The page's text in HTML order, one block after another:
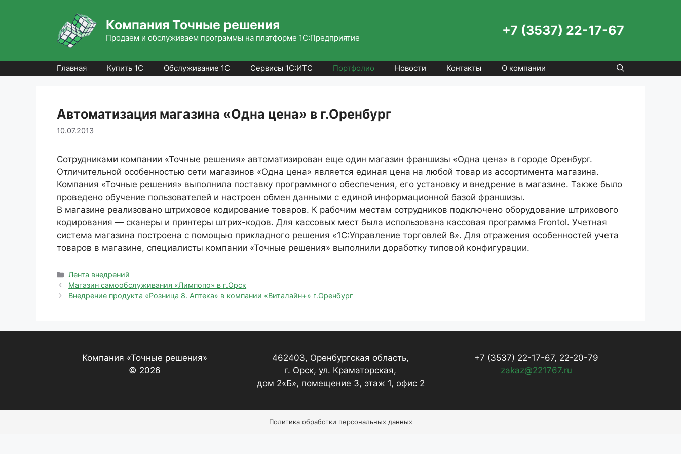
содержимому
Компания Точные решения
Продаем и обслуживаем программы на платформе 1С:Предприятие +7 (3537) 22-17-67
Главная Купить 1С Обслуживание 1С Сервисы 1С:ИТС Портфолио Новости Контакты О компании
Автоматизация магазина «Одна цена» в г.Оренбург
10.07.2013
Сотрудниками компании «Точные решения» автоматизирован еще один магазин франшизы «Одна цена» в городе Оренбург.
Отличительной особенностью сети магазинов «Одна цена» является единая цена на любой товар из ассортимента магазина.
Компания «Точные решения» выполнила поставку программного обеспечения, его установку и внедрение в магазине. Также было
проведено обучение пользователей и настроен обмен данными с единой информационной базой франшизы.
В магазине реализовано штриховое кодирование товаров. К рабочим местам сотрудников подключено оборудование штрихового
кодирования — сканеры и принтеры штрих-кодов. Для кассовых мест была использована кассовая программа Frontol. Учетная
система магазина построена с помощью прикладного решения «1С:Управление торговлей 8». Для отражения особенностей учета
товаров в магазине, специалисты компании «Точные решения» выполнили доработку типовой конфигурации.
Рубрики
Лента внедрений
Магазин самообслуживания «Лимпопо» в г.Орск
Внедрение продукта «Розница 8. Аптека» в компании «Виталайн+» г.Оренбург
Компания «Точные решения»
© 2026
462403, Оренбургская область,
г. Орск, ул. Краматорская,
дом 2«Б», помещение 3, этаж 1, офис 2
+7 (3537) 22-17-67, 22-20-79
zakaz@221767.ru
Политика обработки персональных данных